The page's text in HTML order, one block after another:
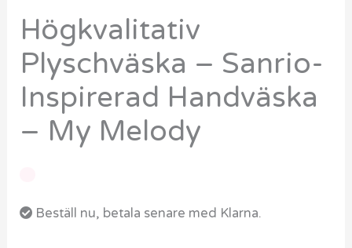
Högkvalitativ
Plyschväska – Sanrio-
Inspirerad Handväska
– My Melody
Beställ nu, betala senare med Klarna.